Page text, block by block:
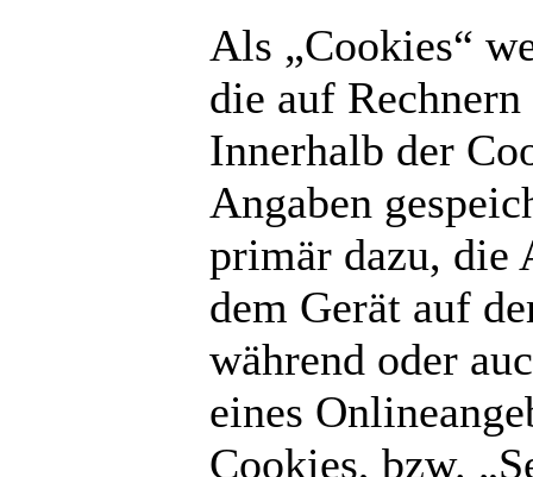
Als „Cookies“
die auf
Innerhalb der
Angaben
primär dazu, die
dem Gerät auf
während oder
eines
Cookies, bzw.